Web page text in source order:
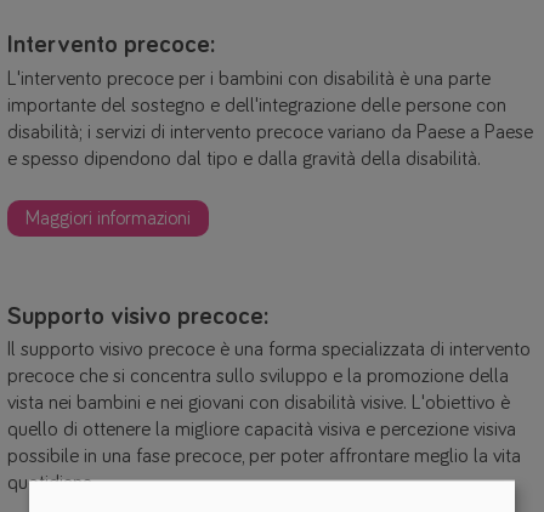
Intervento precoce:
L'intervento precoce per i bambini con disabilità è una parte
importante del sostegno e dell'integrazione delle persone con
disabilità; i servizi di intervento precoce variano da Paese a Paese
e spesso dipendono dal tipo e dalla gravità della disabilità.
Maggiori informazioni
Supporto visivo precoce:
Il supporto visivo precoce è una forma specializzata di intervento
precoce che si concentra sullo sviluppo e la promozione della
vista nei bambini e nei giovani con disabilità visive. L'obiettivo è
quello di ottenere la migliore capacità visiva e percezione visiva
possibile in una fase precoce, per poter affrontare meglio la vita
quotidiana.